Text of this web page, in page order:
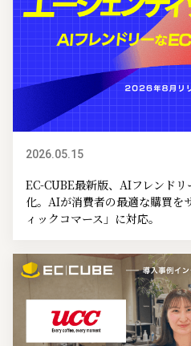
2026.05.15
EC-CUBE最新版、AIフレンドリ
化。AIが消費者の最適な購買を
ィックコマース」に対応。